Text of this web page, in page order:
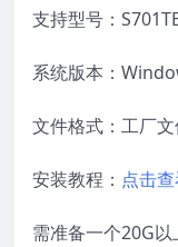
支持型号：
系统版本：
文件格式：工厂
安装教程： 点击
需准备一个20G